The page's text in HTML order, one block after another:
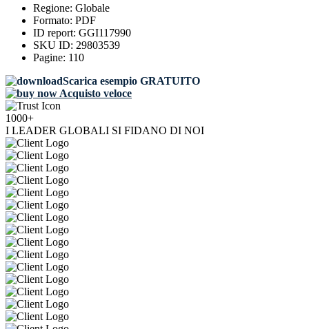
Regione: Globale
Formato: PDF
ID report: GGI117990
SKU ID: 29803539
Pagine: 110
Scarica esempio GRATUITO
Acquisto veloce
1000+
I LEADER GLOBALI SI FIDANO DI NOI